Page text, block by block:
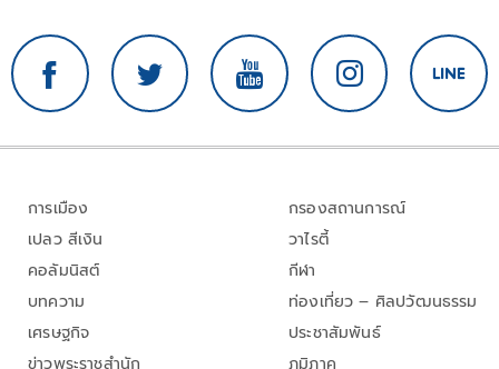
การเมือง
เปลว สีเงิน
คอลัมนิสต์
บทความ
เศรษฐกิจ
ข่าวพระราชสำนัก
กรองสถานการณ์
วาไรตี้
กีฬา
ท่องเที่ยว – ศิลปวัฒนธรรม
ประชาสัมพันธ์
ภูมิภาค